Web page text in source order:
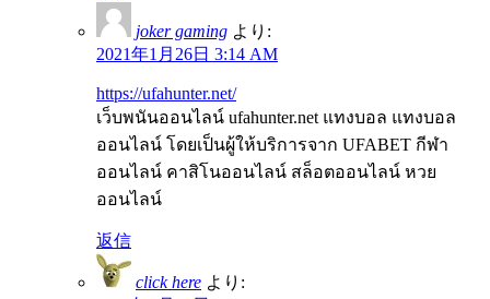
joker gaming より:
2021年1月26日 3:14 AM
https://ufahunter.net/
เว็บพนันออนไลน์ ufahunter.net แทงบอล แทงบอล
ออนไลน์ โดยเป็นผู้ให้บริการจาก UFABET กีฬา
ออนไลน์ คาสิโนออนไลน์ สล็อตออนไลน์ หวย
ออนไลน์
返信
click here より: